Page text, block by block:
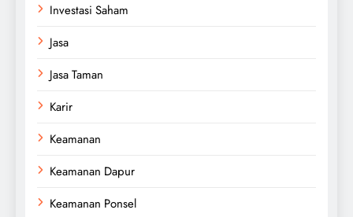
Investasi Saham
Jasa
Jasa Taman
Karir
Keamanan
Keamanan Dapur
Keamanan Ponsel